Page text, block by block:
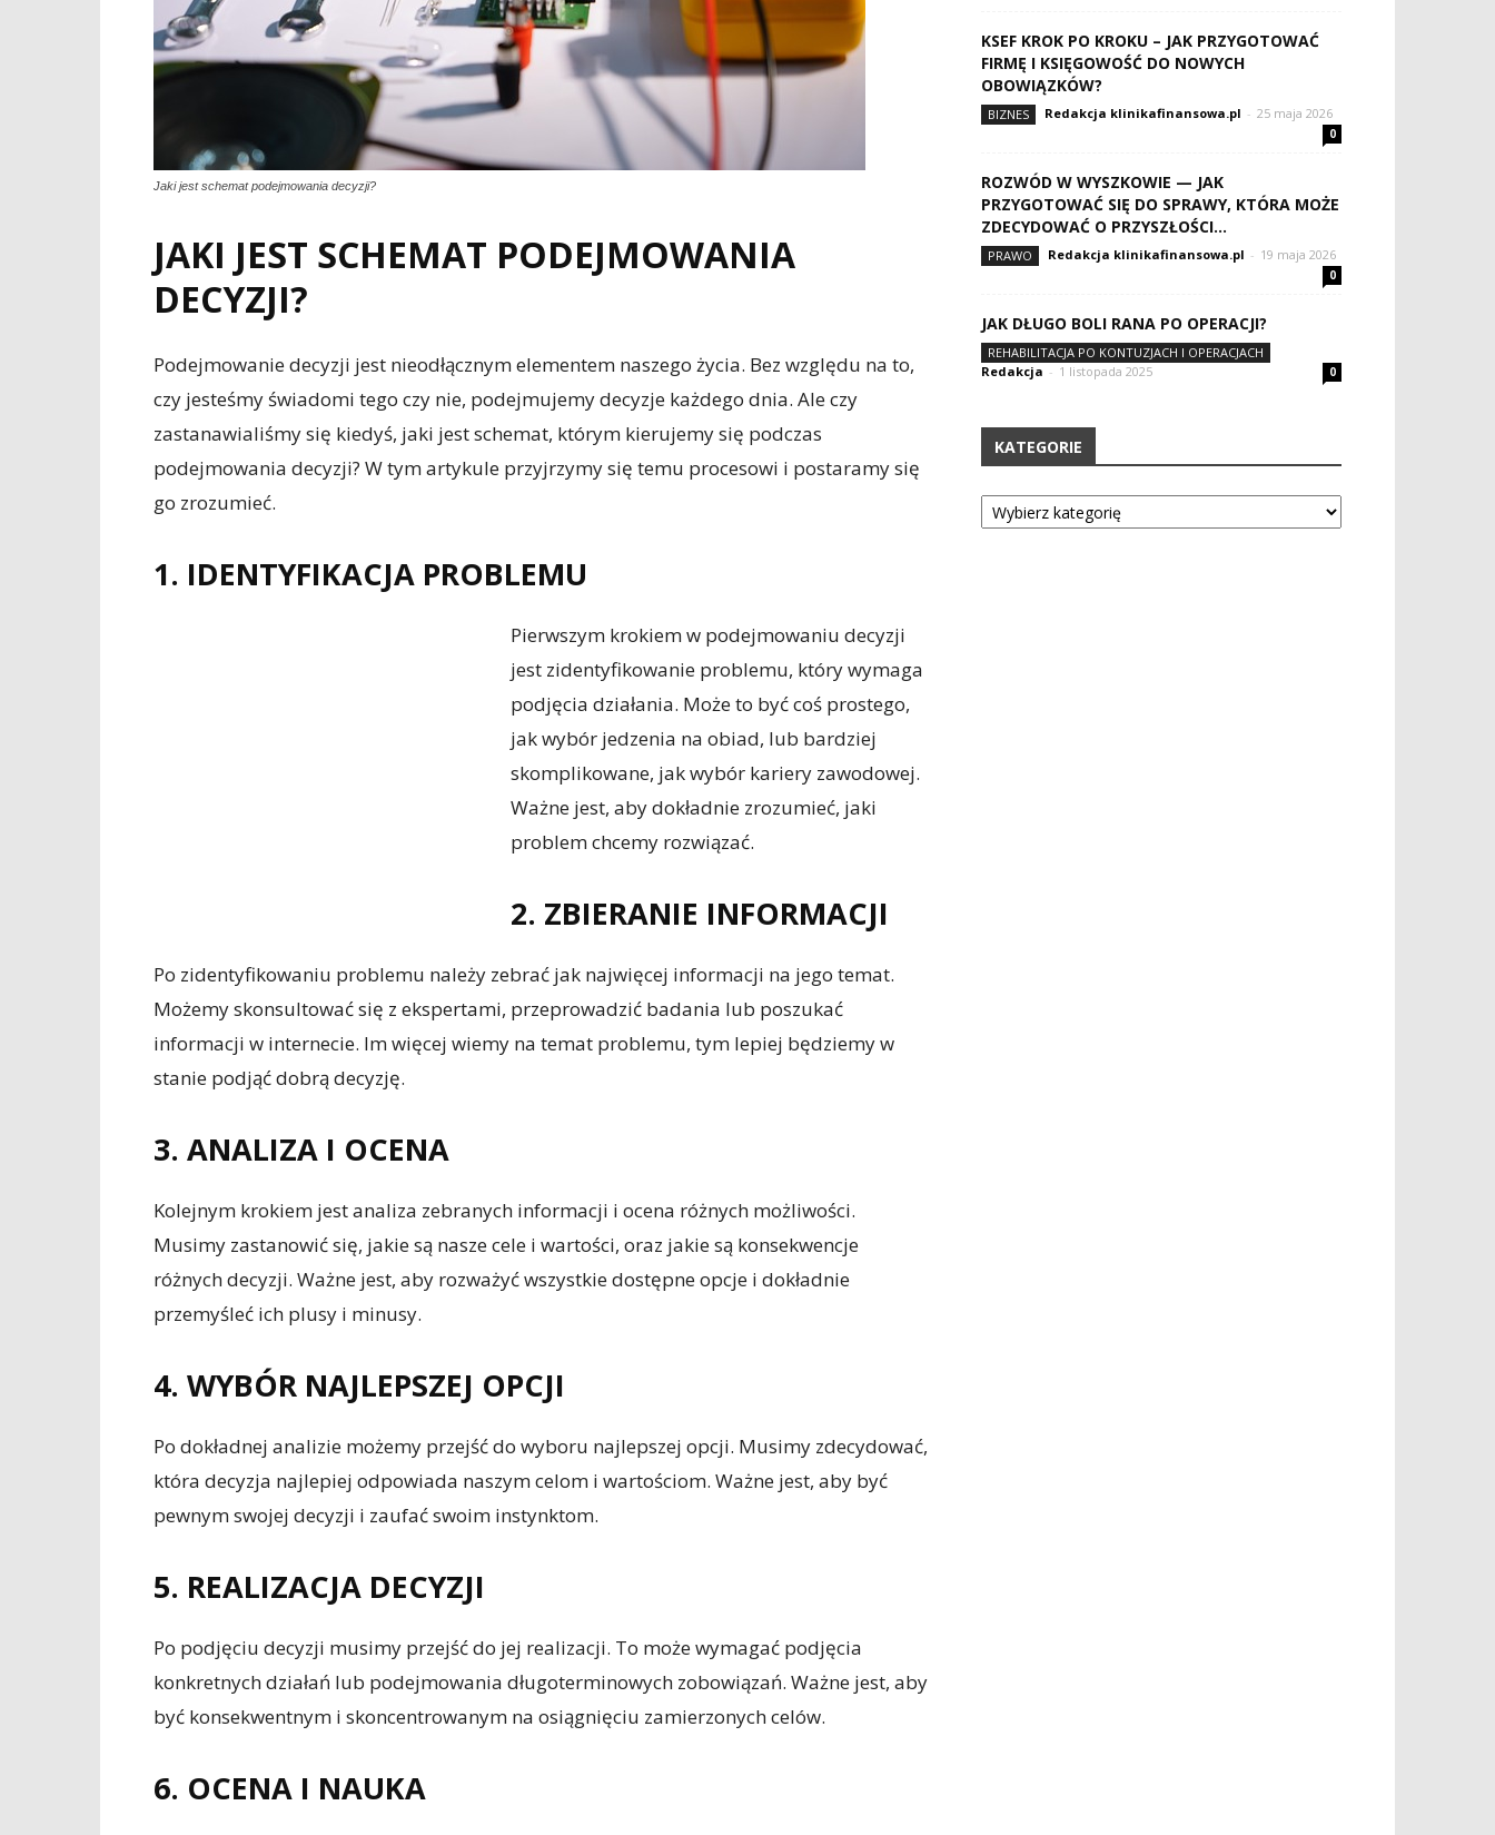
Jaki jest schemat podejmowania decyzji?
JAKI JEST SCHEMAT PODEJMOWANIA
DECYZJI?
Podejmowanie decyzji jest nieodłącznym elementem naszego życia. Bez względu na to,
czy jesteśmy świadomi tego czy nie, podejmujemy decyzje każdego dnia. Ale czy
zastanawialiśmy się kiedyś, jaki jest schemat, którym kierujemy się podczas
podejmowania decyzji? W tym artykule przyjrzymy się temu procesowi i postaramy się
go zrozumieć.
1. IDENTYFIKACJA PROBLEMU
Pierwszym krokiem w podejmowaniu decyzji
jest zidentyfikowanie problemu, który wymaga
podjęcia działania. Może to być coś prostego,
jak wybór jedzenia na obiad, lub bardziej
skomplikowane, jak wybór kariery zawodowej.
Ważne jest, aby dokładnie zrozumieć, jaki
problem chcemy rozwiązać.
2. ZBIERANIE INFORMACJI
Po zidentyfikowaniu problemu należy zebrać jak najwięcej informacji na jego temat.
Możemy skonsultować się z ekspertami, przeprowadzić badania lub poszukać
informacji w internecie. Im więcej wiemy na temat problemu, tym lepiej będziemy w
stanie podjąć dobrą decyzję.
3. ANALIZA I OCENA
Kolejnym krokiem jest analiza zebranych informacji i ocena różnych możliwości.
Musimy zastanowić się, jakie są nasze cele i wartości, oraz jakie są konsekwencje
różnych decyzji. Ważne jest, aby rozważyć wszystkie dostępne opcje i dokładnie
przemyśleć ich plusy i minusy.
4. WYBÓR NAJLEPSZEJ OPCJI
Po dokładnej analizie możemy przejść do wyboru najlepszej opcji. Musimy zdecydować,
która decyzja najlepiej odpowiada naszym celom i wartościom. Ważne jest, aby być
pewnym swojej decyzji i zaufać swoim instynktom.
5. REALIZACJA DECYZJI
Po podjęciu decyzji musimy przejść do jej realizacji. To może wymagać podjęcia
konkretnych działań lub podejmowania długoterminowych zobowiązań. Ważne jest, aby
być konsekwentnym i skoncentrowanym na osiągnięciu zamierzonych celów.
6. OCENA I NAUKA
KSEF KROK PO KROKU – JAK PRZYGOTOWAĆ
FIRMĘ I KSIĘGOWOŚĆ DO NOWYCH
OBOWIĄZKÓW?
BIZNES Redakcja klinikafinansowa.pl - 25 maja 2026
0
ROZWÓD W WYSZKOWIE — JAK
PRZYGOTOWAĆ SIĘ DO SPRAWY, KTÓRA MOŻE
ZDECYDOWAĆ O PRZYSZŁOŚCI...
PRAWO Redakcja klinikafinansowa.pl - 19 maja 2026
0
JAK DŁUGO BOLI RANA PO OPERACJI?
REHABILITACJA PO KONTUZJACH I OPERACJACH
Redakcja - 1 listopada 2025 0
KATEGORIE
Kategorie